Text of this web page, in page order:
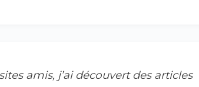
amis, j’ai découvert des articles